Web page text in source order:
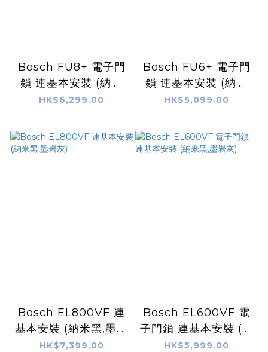
Bosch FU8+ 電子門
鎖 連基本安裝 (納米
黑,紅古桐)
HK$6,299.00
Bosch FU6+ 電子門
鎖 連基本安裝 (納米
黑,紅古桐)
HK$5,099.00
Bosch EL800VF 連
基本安裝 (納米黑,墨岩
灰)
HK$7,399.00
Bosch EL600VF 電
子門鎖 連基本安裝 (納
米黑,墨岩灰)
HK$5,999.00